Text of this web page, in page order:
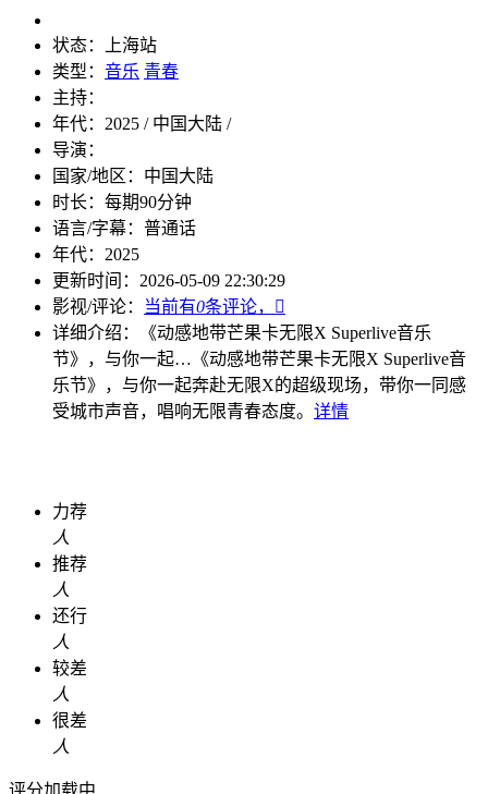
状态：
上海站
类型： 音乐 青春
主持：
年代： 2025 / 中国大陆 /
导演：
国家/地区： 中国大陆
时长： 每期90分钟
语言/字幕： 普通话
年代： 2025
更新时间： 2026-05-09 22:30:29
影视/评论：
当前有0条评论，

详细介绍：
《动感地带芒果卡无限X Superlive音乐
节》，与你一起… 《动感地带芒果卡无限X Superlive音
乐节》，与你一起奔赴无限X的超级现场，带你一同感
受城市声音，唱响无限青春态度。 详情
力荐
人
推荐
人
还行
人
较差
人
很差
人
评分加载中...